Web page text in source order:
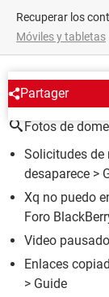
Recuperar los
Móviles y tabletas
Partager
ALREDEDOR
Fotos de
Solicitudes de
desaparece >
Xq no puedo
Foro
Video
Enlaces
> Guide